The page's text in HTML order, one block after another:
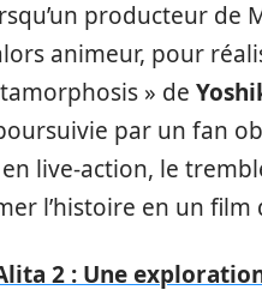
producteur de
animeur, pour
» de
par un fan
live-action, le
l’histoire en un
2 : Une